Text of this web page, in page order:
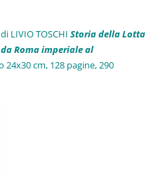
LIVIO TOSCHIStoria della Lotta
Roma imperiale al
cm, 128 pagine, 290